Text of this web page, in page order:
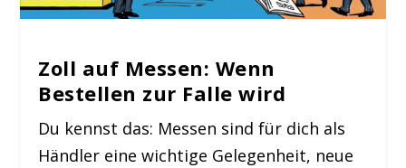
Zoll auf Messen: Wenn
Bestellen zur Falle wird
Du kennst das: Messen sind für dich als
Händler eine wichtige Gelegenheit, neue